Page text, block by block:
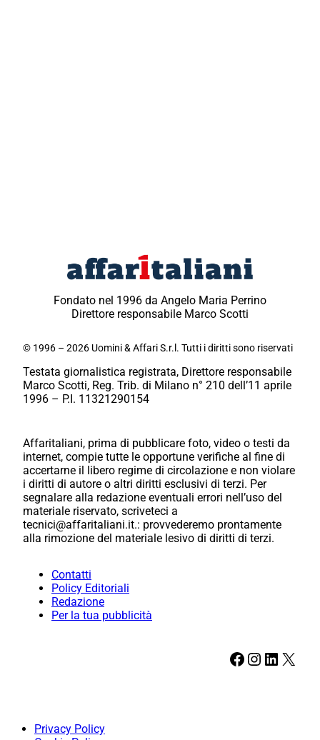
Fondato nel 1996 da Angelo Maria Perrino
Direttore responsabile Marco Scotti
© 1996 – 2026 Uomini & Affari S.r.l. Tutti i diritti sono riservati
Testata giornalistica registrata, Direttore responsabile
Marco Scotti, Reg. Trib. di Milano n° 210 dell’11 aprile
1996 – P.I. 11321290154
Affaritaliani, prima di pubblicare foto, video o testi da
internet, compie tutte le opportune verifiche al fine di
accertarne il libero regime di circolazione e non violare
i diritti di autore o altri diritti esclusivi di terzi. Per
segnalare alla redazione eventuali errori nell’uso del
materiale riservato, scriveteci a
tecnici@affaritaliani.it.: provvederemo prontamente
alla rimozione del materiale lesivo di diritti di terzi.
Contatti
Policy Editoriali
Redazione
Per la tua pubblicità
Facebook Instagram LinkedIn X
Privacy Policy